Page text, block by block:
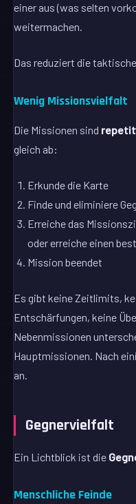
einer aus (was selten
weitermachen.
Das reduziert die
Wenig Missionsvielfalt
Die Missionen sind
gleich ab:
Erkunde die Karte
Finde und eliminiere
Erreiche das
oder erreiche einen
Mission beendet
Es gibt keine Zeitlimits,
Entschärfungen, keine
Nebenmissionen
Hauptmissionen. Nach
an.
Gegnervielfalt
Ein Lichtblick ist die
Menschliche Feinde